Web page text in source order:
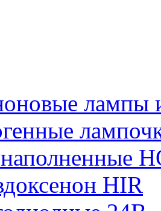
лампы
HIR